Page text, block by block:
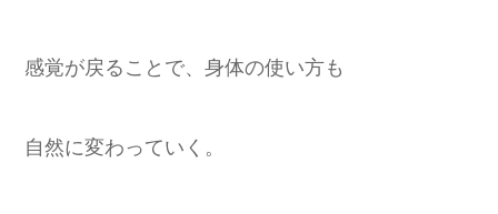
感覚が戻ることで、身体の使い方も
自然に変わっていく。